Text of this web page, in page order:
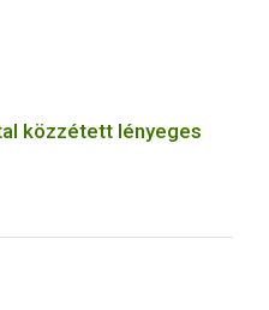
közzétett lényeges